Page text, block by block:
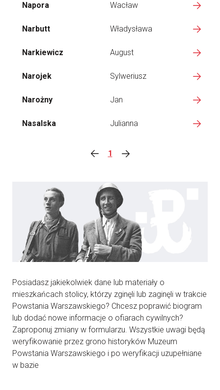
Napora Wacław
Narbutt Władysława
Narkiewicz August
Narojek Sylweriusz
Narożny Jan
Nasalska Julianna
1
Posiadasz jakiekolwiek dane lub materiały o
mieszkańcach stolicy, którzy zginęli lub zaginęli w trakcie
Powstania Warszawskiego? Chcesz poprawić biogram
lub dodać nowe informacje o ofiarach cywilnych?
Zaproponuj zmiany w formularzu. Wszystkie uwagi będą
weryfikowanie przez grono historyków Muzeum
Powstania Warszawskiego i po weryfikacji uzupełniane
w bazie